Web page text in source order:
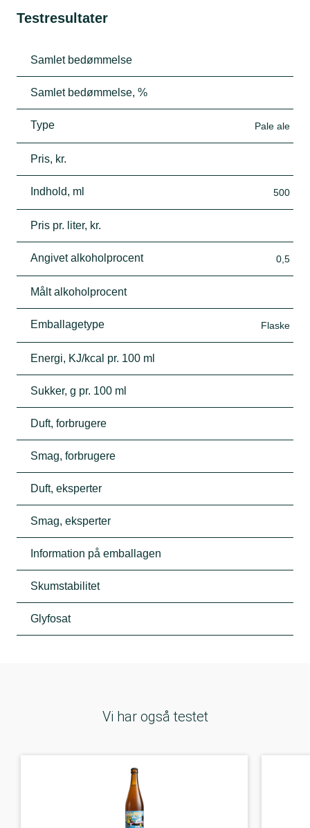
Testresultater
Samlet bedømmelse
Samlet bedømmelse, %
Type Pale ale
Pris, kr.
Indhold, ml 500
Pris pr. liter, kr.
Angivet alkoholprocent 0,5
Målt alkoholprocent
Emballagetype Flaske
Energi, KJ/kcal pr. 100 ml
Sukker, g pr. 100 ml
Duft, forbrugere
Smag, forbrugere
Duft, eksperter
Smag, eksperter
Information på emballagen
Skumstabilitet
Glyfosat
Vi har også testet